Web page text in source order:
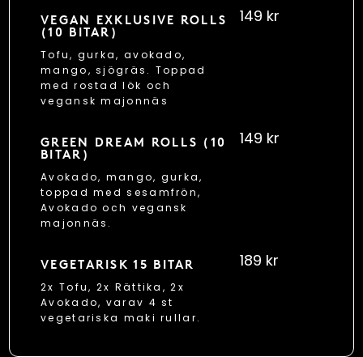
VEGAN EXKLUSIVE ROLLS
(10 BITAR)
Tofu, gurka, avokado,
mango, sjögräs. Toppad
med rostad lök och
vegansk majonnäs
149 kr
GREEN DREAM ROLLS (10
BITAR)
Avokado, mango, gurka,
toppad med sesamfrön,
Avokado och vegansk
majonnäs.
149 kr
VEGETARISK 15 BITAR
2x Tofu, 2x Rättika, 2x
Avokado, varav 4 st
vegetariska maki rullar.
189 kr